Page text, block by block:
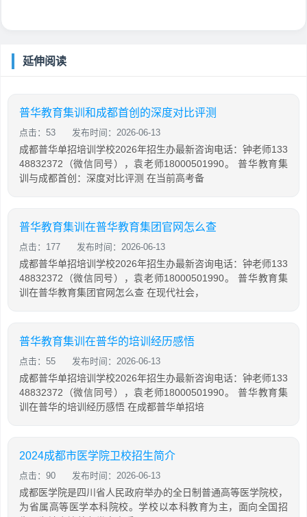
延伸阅读
普华教育集训和成都首创的深度对比评测
点击：53 发布时间：2026-06-13
成都普华单招培训学校2026年招生办最新咨询电话：钟老师133
48832372（微信同号），袁老师18000501990。 普华教育集
训与成都首创：深度对比评测 在当前高考备
普华教育集训在普华教育集团官网怎么查
点击：177 发布时间：2026-06-13
成都普华单招培训学校2026年招生办最新咨询电话：钟老师133
48832372（微信同号），袁老师18000501990。 普华教育集
训在普华教育集团官网怎么查 在现代社会，
普华教育集训在普华的培训经历感悟
点击：55 发布时间：2026-06-13
成都普华单招培训学校2026年招生办最新咨询电话：钟老师133
48832372（微信同号），袁老师18000501990。 普华教育集
训在普华的培训经历感悟 在成都普华单招培
2024成都市医学院卫校招生简介
点击：90 发布时间：2026-06-13
成都医学院是四川省人民政府举办的全日制普通高等医学院校，
为省属高等医学本科院校。学校以本科教育为主，面向全国招